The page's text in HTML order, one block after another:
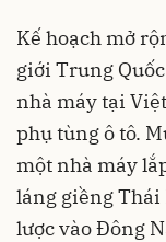
Kế hoạch mở
giới Trung
nhà máy tại
phụ tùng ô tô.
một nhà máy
láng giềng
lược vào Đông